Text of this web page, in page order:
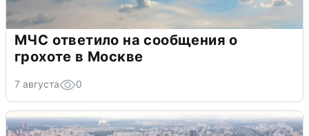
МЧС ответило на сообщения о
грохоте в Москве
7 августа 0